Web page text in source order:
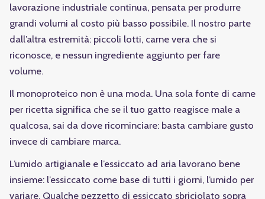
lavorazione industriale continua, pensata per produrre
grandi volumi al costo più basso possibile. Il nostro parte
dall’altra estremità: piccoli lotti, carne vera che si
riconosce, e nessun ingrediente aggiunto per fare
volume.
Il monoproteico non è una moda. Una sola fonte di carne
per ricetta significa che se il tuo gatto reagisce male a
qualcosa, sai da dove ricominciare: basta cambiare gusto
invece di cambiare marca.
L’umido artigianale e l’essiccato ad aria lavorano bene
insieme: l’essiccato come base di tutti i giorni, l’umido per
variare. Qualche pezzetto di essiccato sbriciolato sopra